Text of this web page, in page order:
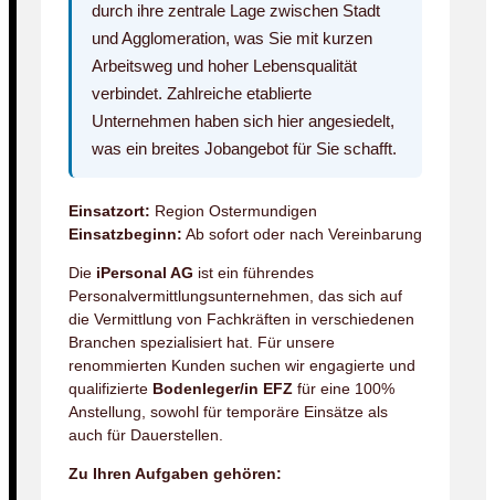
durch ihre zentrale Lage zwischen Stadt
und Agglomeration, was Sie mit kurzen
Arbeitsweg und hoher Lebensqualität
verbindet. Zahlreiche etablierte
Unternehmen haben sich hier angesiedelt,
was ein breites Jobangebot für Sie schafft.
Einsatzort: Region Ostermundigen
Einsatzbeginn: Ab sofort oder nach Vereinbarung
Die iPersonal AG ist ein führendes
Personalvermittlungsunternehmen, das sich auf
die Vermittlung von Fachkräften in verschiedenen
Branchen spezialisiert hat. Für unsere
renommierten Kunden suchen wir engagierte und
qualifizierte Bodenleger/in EFZ für eine 100%
Anstellung, sowohl für temporäre Einsätze als
auch für Dauerstellen.
Zu Ihren Aufgaben gehören: